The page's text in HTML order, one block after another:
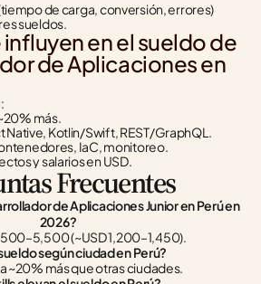
de carga, conversión, errores)
sueldos.
en el sueldo de
de Aplicaciones en
más.
Native, Kotlin/Swift, REST/GraphQL.
IaC, monitoreo.
y salarios en USD.
Frecuentes
de Aplicaciones Junior en Perú en
2026?
(~USD 1,200–1,450).
según ciudad en Perú?
~20% más que otras ciudades.